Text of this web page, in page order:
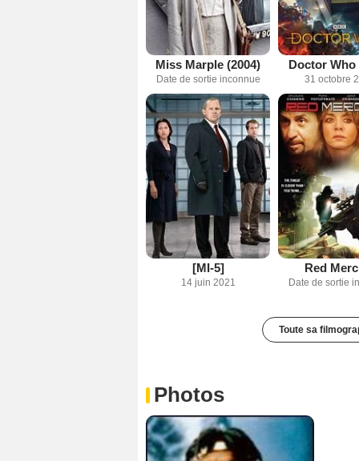
Miss Marple (2004)
Date de sortie inconnue
Doctor Who
31 octobre
[MI-5]
14 juin 2021
Red
Date de sortie
Toute sa
Photos